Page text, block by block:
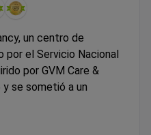
un centro de
por el Servicio Nacional
por GVM Care &
y se sometió a un
reorganización.
San Carlo de Nancy